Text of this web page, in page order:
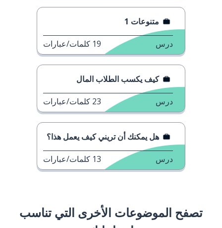
متنوعات 1
درس 19 كلمات/عبارات
كيف يكسب الطلاب المال
درس 23 كلمات/عبارات
هل يمكنك أن تريني كيف يعمل هذا؟
درس 13 كلمات/عبارات
تصفح الموضوعات الأخرى التي تناسب